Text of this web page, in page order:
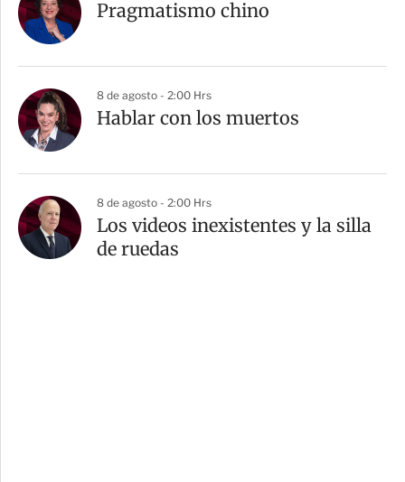
Pragmatismo chino
8 de agosto - 2:00 Hrs
Hablar con los muertos
8 de agosto - 2:00 Hrs
Los videos inexistentes y la silla
de ruedas